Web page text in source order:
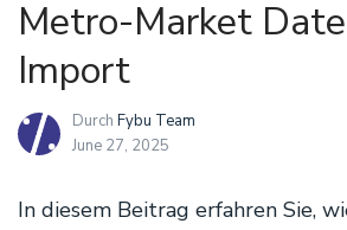
Metro-Market
Import
Durch Fybu Team
June 27, 2025
In diesem Beitrag erfahren Sie,